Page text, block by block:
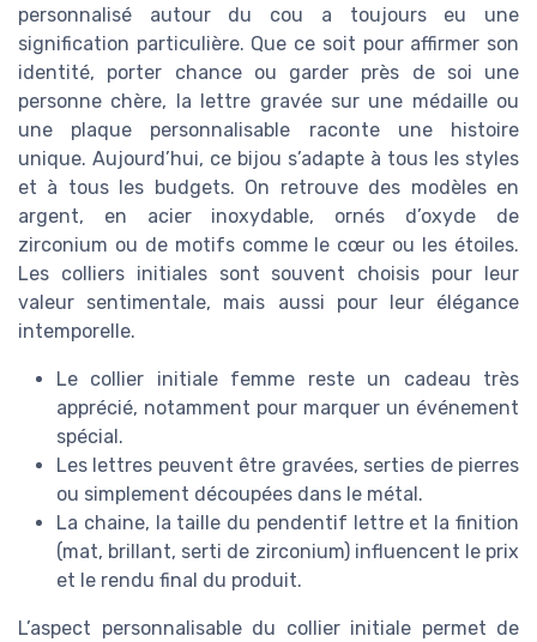
personnalisé autour du cou a toujours eu une
signification particulière. Que ce soit pour affirmer son
identité, porter chance ou garder près de soi une
personne chère, la lettre gravée sur une médaille ou
une plaque personnalisable raconte une histoire
unique. Aujourd’hui, ce bijou s’adapte à tous les styles
et à tous les budgets. On retrouve des modèles en
argent, en acier inoxydable, ornés d’oxyde de
zirconium ou de motifs comme le cœur ou les étoiles.
Les colliers initiales sont souvent choisis pour leur
valeur sentimentale, mais aussi pour leur élégance
intemporelle.
Le collier initiale femme reste un cadeau très
apprécié, notamment pour marquer un événement
spécial.
Les lettres peuvent être gravées, serties de pierres
ou simplement découpées dans le métal.
La chaine, la taille du pendentif lettre et la finition
(mat, brillant, serti de zirconium) influencent le prix
et le rendu final du produit.
L’aspect personnalisable du collier initiale permet de